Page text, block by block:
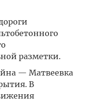
разметки.
— Матвеевка
В